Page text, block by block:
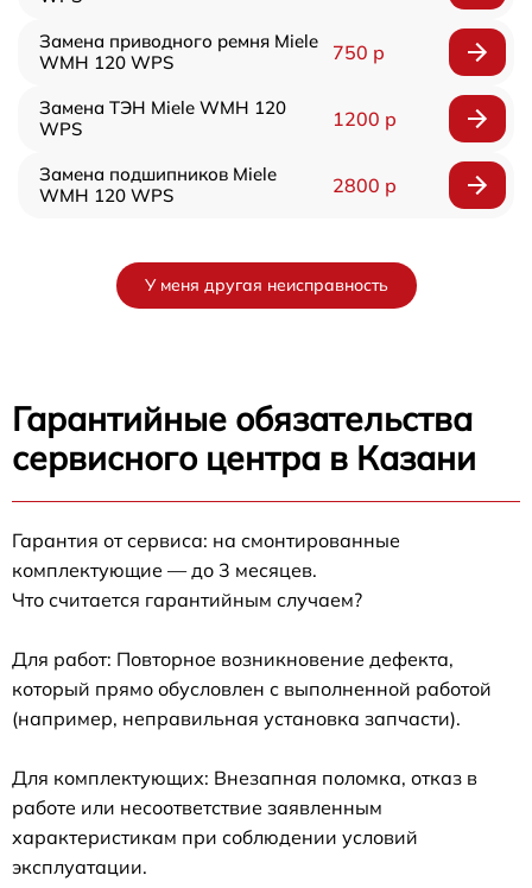
Замена приводного ремня Miele
WMH 120 WPS
750 р
Замена ТЭН Miele WMH 120
WPS
1200 р
Замена подшипников Miele
WMH 120 WPS
2800 р
У меня другая неисправность
Гарантийные обязательства
сервисного центра в Казани
Гарантия от сервиса: на смонтированные
комплектующие — до 3 месяцев.
Что считается гарантийным случаем?
Для работ: Повторное возникновение дефекта,
который прямо обусловлен с выполненной работой
(например, неправильная установка запчасти).
Для комплектующих: Внезапная поломка, отказ в
работе или несоответствие заявленным
характеристикам при соблюдении условий
эксплуатации.